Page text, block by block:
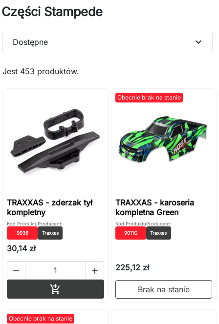
Części Stampede
Jest 453 produktów.
Dostępne expand_more
TRAXXAS - zderzak tył
kompletny
Kod Produktu
9036
Producent:
Traxxas
30,14 zł
 

Obecnie brak na stanie
TRAXXAS - karoseria
kompletna Green
Kod Produktu
9011G
Producent:
Traxxas
225,12 zł
Brak na stanie
Obecnie brak na stanie